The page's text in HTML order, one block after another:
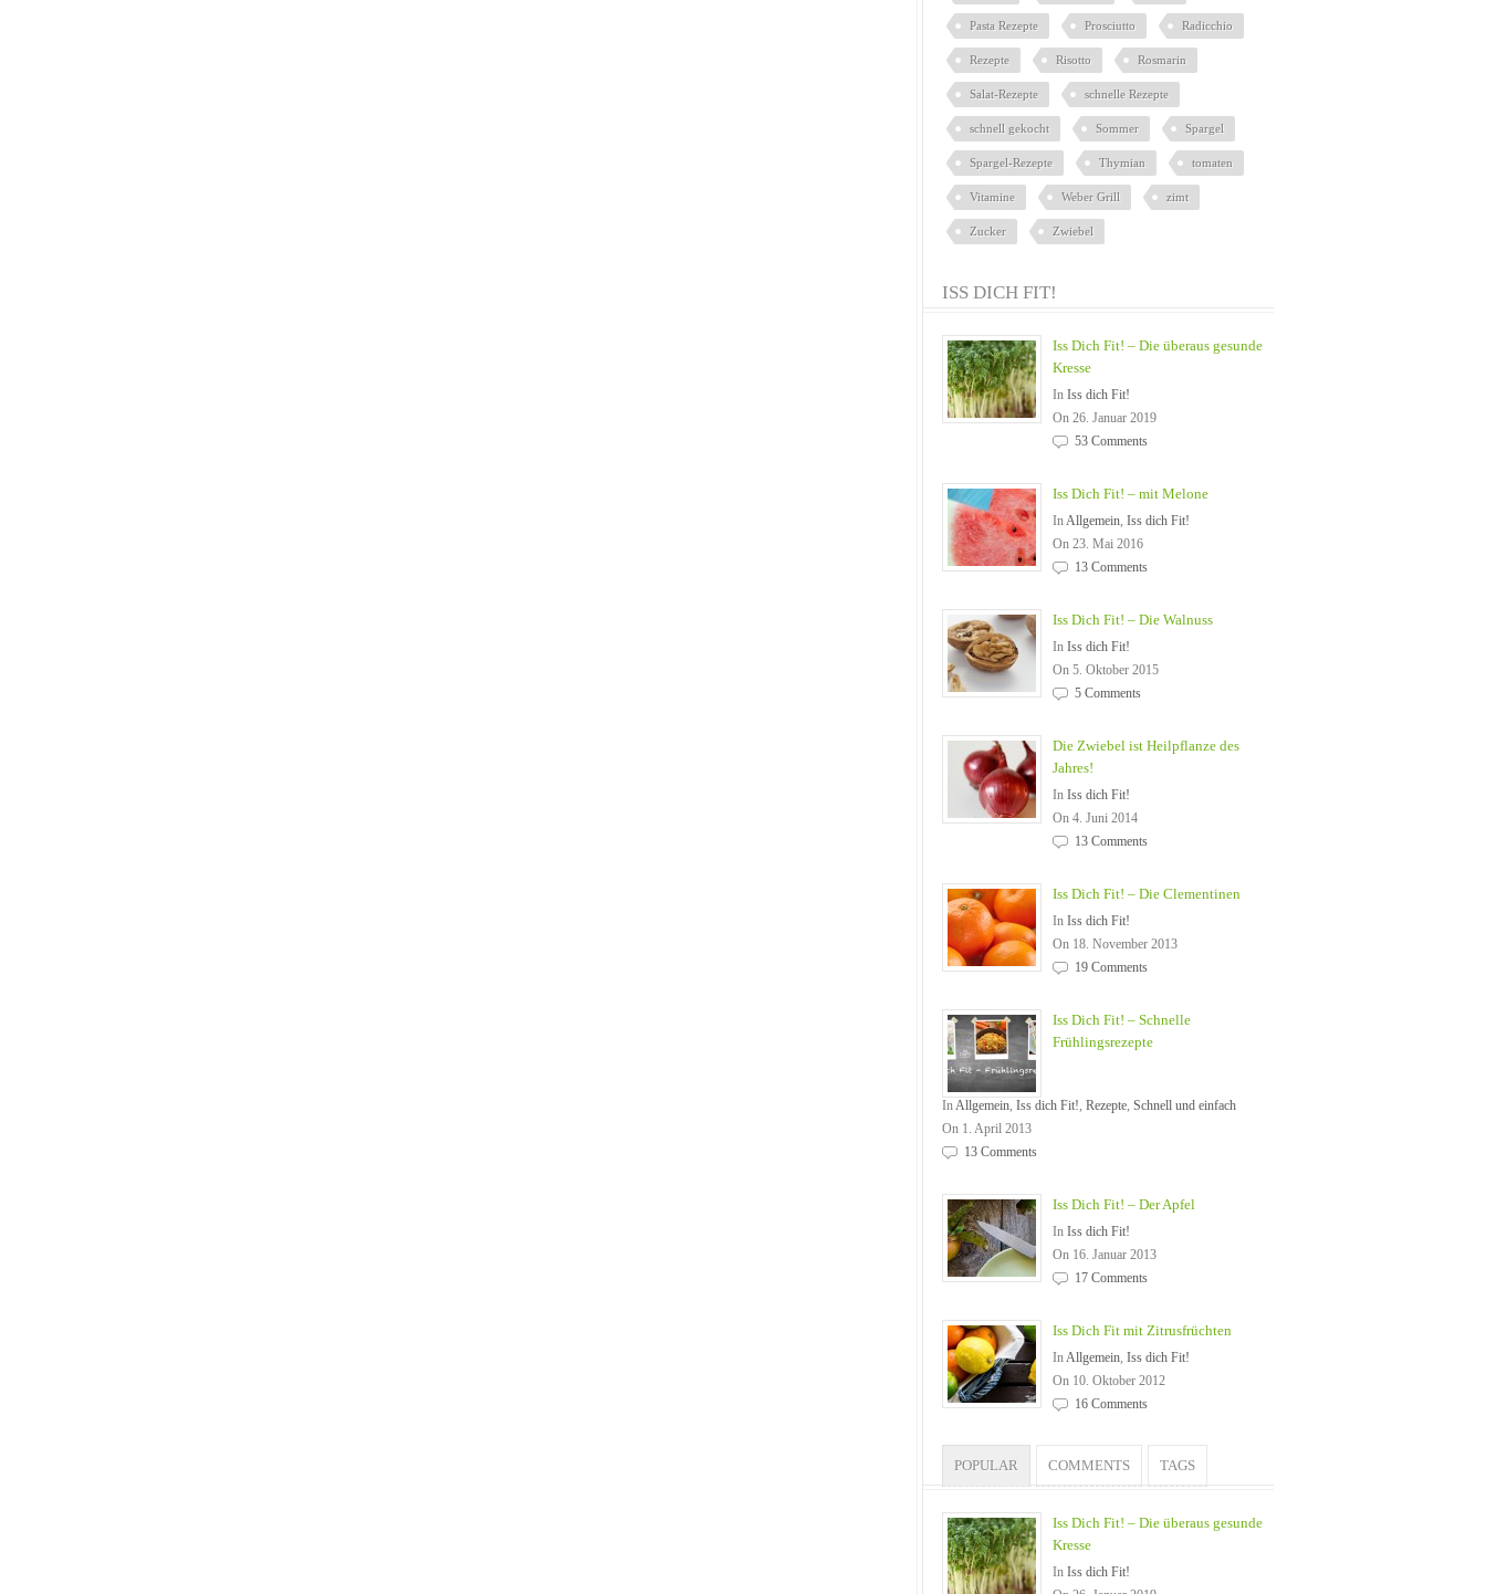
Pasta Rezepte Prosciutto Radicchio
Rezepte Risotto Rosmarin
Salat-Rezepte schnelle Rezepte
schnell gekocht Sommer Spargel
Spargel-Rezepte Thymian tomaten
Vitamine Weber Grill zimt
Zucker Zwiebel
ISS DICH FIT!
Iss Dich Fit! – Die überaus gesunde
Kresse
In Iss dich Fit!
On 26. Januar 2019
53 Comments
Iss Dich Fit! – mit Melone
InAllgemein, Iss dich Fit!
On 23. Mai 2016
13 Comments
Iss Dich Fit! – Die Walnuss
In Iss dich Fit!
On 5. Oktober 2015
5 Comments
Die Zwiebel ist Heilpflanze des
Jahres!
In Iss dich Fit!
On 4. Juni 2014
13 Comments
Iss Dich Fit! – Die Clementinen
In Iss dich Fit!
On 18. November 2013
19 Comments
Iss Dich Fit! – Schnelle
Frühlingsrezepte
InAllgemein, Iss dich Fit!, Rezepte, Schnell und einfach
On 1. April 2013
13 Comments
Iss Dich Fit! – Der Apfel
In Iss dich Fit!
On 16. Januar 2013
17 Comments
Iss Dich Fit mit Zitrusfrüchten
InAllgemein, Iss dich Fit!
On 10. Oktober 2012
16 Comments
POPULAR COMMENTS TAGS
Iss Dich Fit! – Die überaus gesunde
Kresse
In Iss dich Fit!